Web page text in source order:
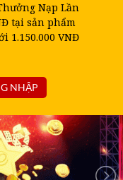
Nạp Lần
tại sản phẩm
1.150.000 VNĐ
NHẬP